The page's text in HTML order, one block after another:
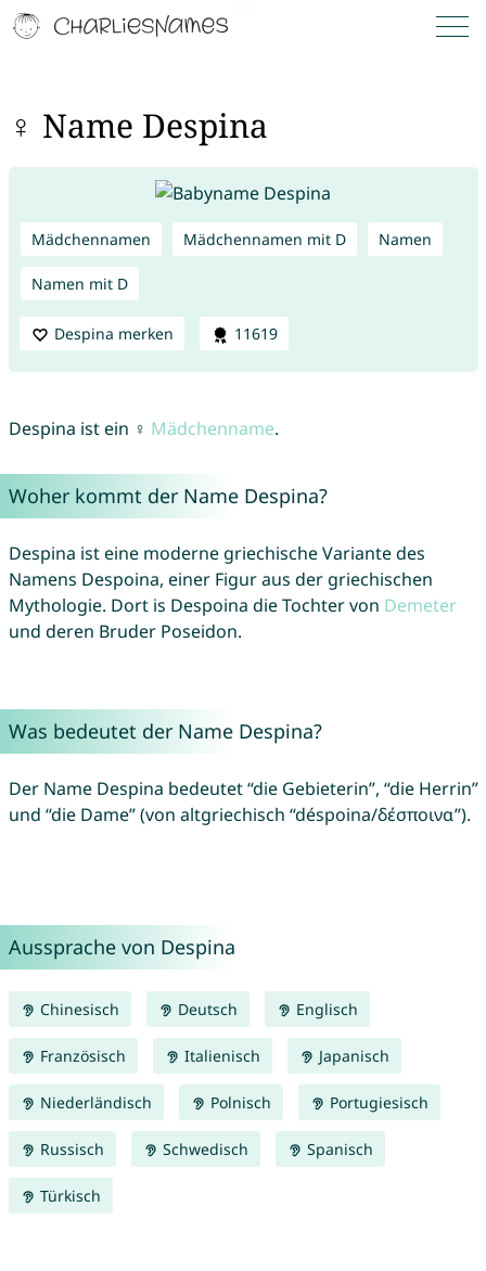
♀ Name Despina
Mädchennamen Mädchennamen mit D Namen
Namen mit D
Despina merken 11619
Despina ist ein ♀ Mädchenname.
Woher kommt der Name Despina?
Despina ist eine moderne griechische Variante des
Namens Despoina, einer Figur aus der griechischen
Mythologie. Dort is Despoina die Tochter von Demeter
und deren Bruder Poseidon.
Was bedeutet der Name Despina?
Der Name Despina bedeutet “die Gebieterin”, “die Herrin”
und “die Dame” (von altgriechisch “déspoina/δέσποινα”).
Aussprache von Despina
Chinesisch Deutsch Englisch
Französisch Italienisch Japanisch
Niederländisch Polnisch Portugiesisch
Russisch Schwedisch Spanisch
Türkisch